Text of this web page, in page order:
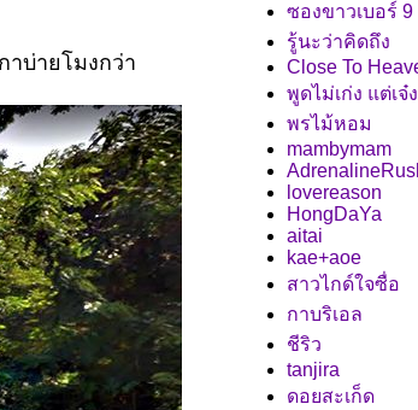
าบ่ายโมงกว่า
ซองขาวเบอร์ 9
รู้นะว่าคิดถึง
Close To
พูดไม่เก่ง แต่เจ๋
พรไม้หอม
mambymam
lovereason
HongDaYa
aitai
kae+aoe
สาวไกด์ใจซื่อ
กาบริเอล
ชีริว
tanjira
ดอยสะเก็ด